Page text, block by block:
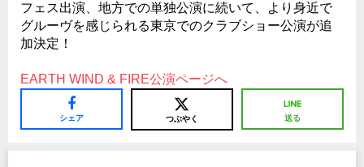
フェス出演、地方での単独公演に続いて、より身近で
グルーヴを感じられる東京でのクラブショー公演が追
加決定！
EARTH WIND & FIRE公演ページへ
シェア つぶやく 送る